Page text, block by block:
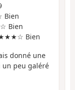
Bien
Bien
donné une
un peu galéré